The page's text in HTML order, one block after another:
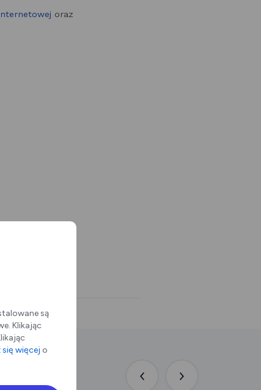
oraz
Poprzednia
Następna
są
Klikając
więcej o